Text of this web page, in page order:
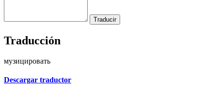
Traducción
музицировать
Descargar traductor